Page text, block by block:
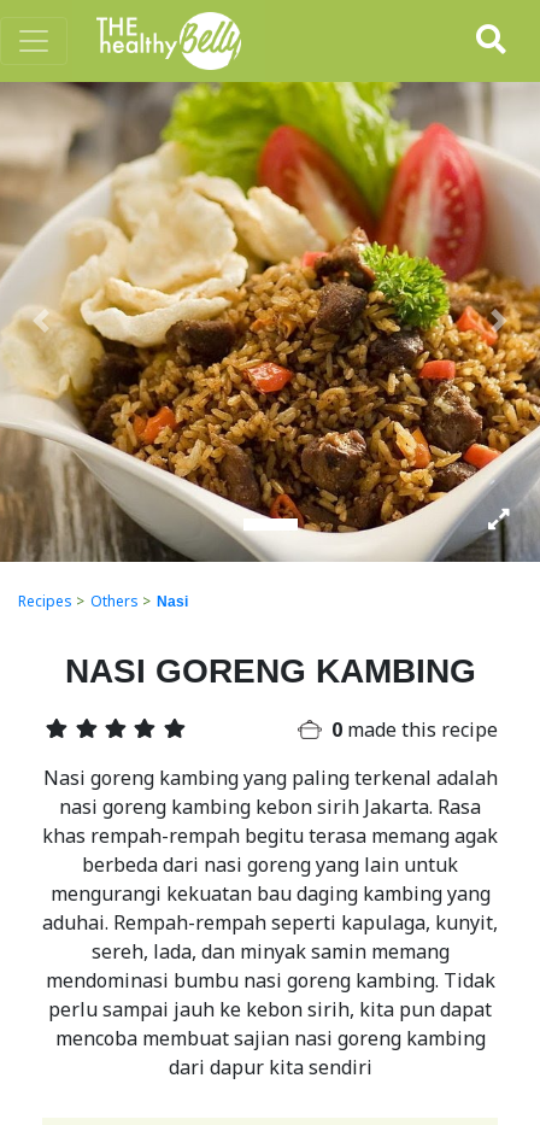
Previous Next
Recipes > Others > Nasi
NASI GORENG KAMBING
0 made this recipe
Nasi goreng kambing yang paling terkenal adalah
nasi goreng kambing kebon sirih Jakarta. Rasa
khas rempah-rempah begitu terasa memang agak
berbeda dari nasi goreng yang lain untuk
mengurangi kekuatan bau daging kambing yang
aduhai. Rempah-rempah seperti kapulaga, kunyit,
sereh, lada, dan minyak samin memang
mendominasi bumbu nasi goreng kambing. Tidak
perlu sampai jauh ke kebon sirih, kita pun dapat
mencoba membuat sajian nasi goreng kambing
dari dapur kita sendiri